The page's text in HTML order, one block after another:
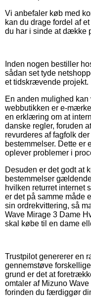
Vi anbefaler køb med
kan du drage fordel af
du har i sinde at dække
Inden nogen bestiller
sådan set tyde
et tidskrævende projekt.
En anden mulighed
webbutikken er e-
en erklæring om at
danske regler, foruden
revurderes af fagfolk
bestemmelser. Dette er
oplever problemer i
Desuden er det godt at
bestemmelser
hvilken returret internet
er det på samme måde
sin ordrekvittering, så
Wave Mirage 3 Dame
skal købe til en dame
Trustpilot genererer en
gennemstøve
grund er det at
omtaler af Mizuno
forinden du færdiggør